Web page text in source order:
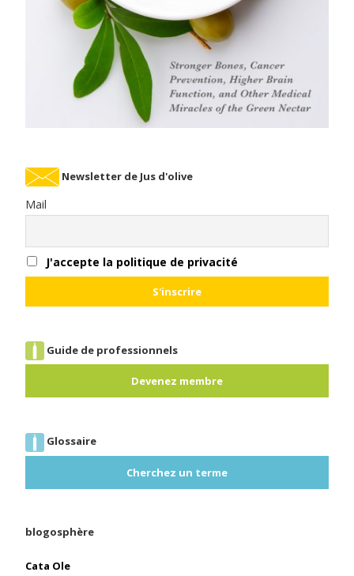
Newsletter de Jus d'olive
Mail
J'accepte la politique de privacité
Guide de professionnels
Devenez membre
Glossaire
Cherchez un terme
blogosphère
Cata Ole